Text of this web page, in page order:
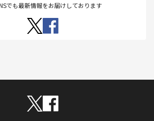
でも最新情報をお届けしております